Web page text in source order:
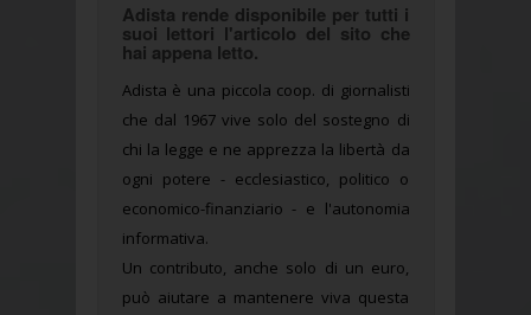
Adista rende disponibile per tutti i
suoi lettori l'articolo del sito che
hai appena letto.
Adista è una piccola coop. di giornalisti
che dal 1967 vive solo del sostegno di
chi la legge e ne apprezza la libertà da
ogni potere - ecclesiastico, politico o
economico-finanziario - e l'autonomia
informativa.
Un contributo, anche solo di un euro,
può aiutare a mantenere viva questa